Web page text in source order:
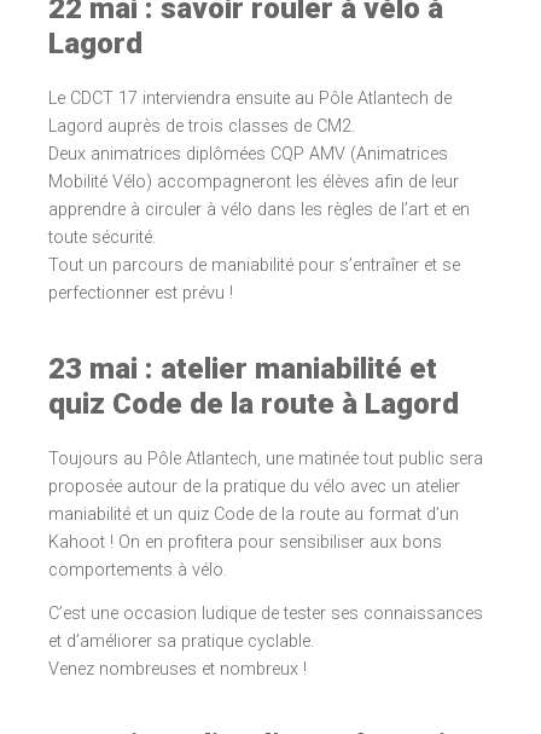
22 mai : savoir rouler à vélo à
Lagord
Le CDCT 17 interviendra ensuite au Pôle Atlantech de
Lagord auprès de trois classes de CM2.
Deux animatrices diplômées CQP AMV (Animatrices
Mobilité Vélo) accompagneront les élèves afin de leur
apprendre à circuler à vélo dans les règles de l’art et en
toute sécurité.
Tout un parcours de maniabilité pour s’entraîner et se
perfectionner est prévu !
23 mai : atelier maniabilité et
quiz Code de la route à Lagord
Toujours au Pôle Atlantech, une matinée tout public sera
proposée autour de la pratique du vélo avec un atelier
maniabilité et un quiz Code de la route au format d’un
Kahoot ! On en profitera pour sensibiliser aux bons
comportements à vélo.
C’est une occasion ludique de tester ses connaissances
et d’améliorer sa pratique cyclable.
Venez nombreuses et nombreux !